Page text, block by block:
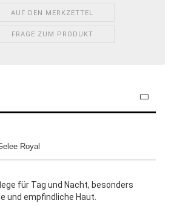
AUF DEN MERKZETTEL
FRAGE ZUM PRODUKT
Royal
für Tag und Nacht, besonders
und empfindliche Haut.